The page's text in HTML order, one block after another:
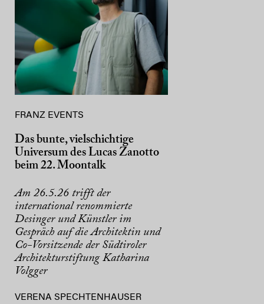
FRANZ EVENTS
Das bunte, vielschichtige
Universum des Lucas Zanotto
beim 22. Moontalk
Am 26.5.26 trifft der
international renommierte
Desinger und Künstler im
Gespräch auf die Architektin und
Co-Vorsitzende der Südtiroler
Architekturstiftung Katharina
Volgger
VERENA SPECHTENHAUSER